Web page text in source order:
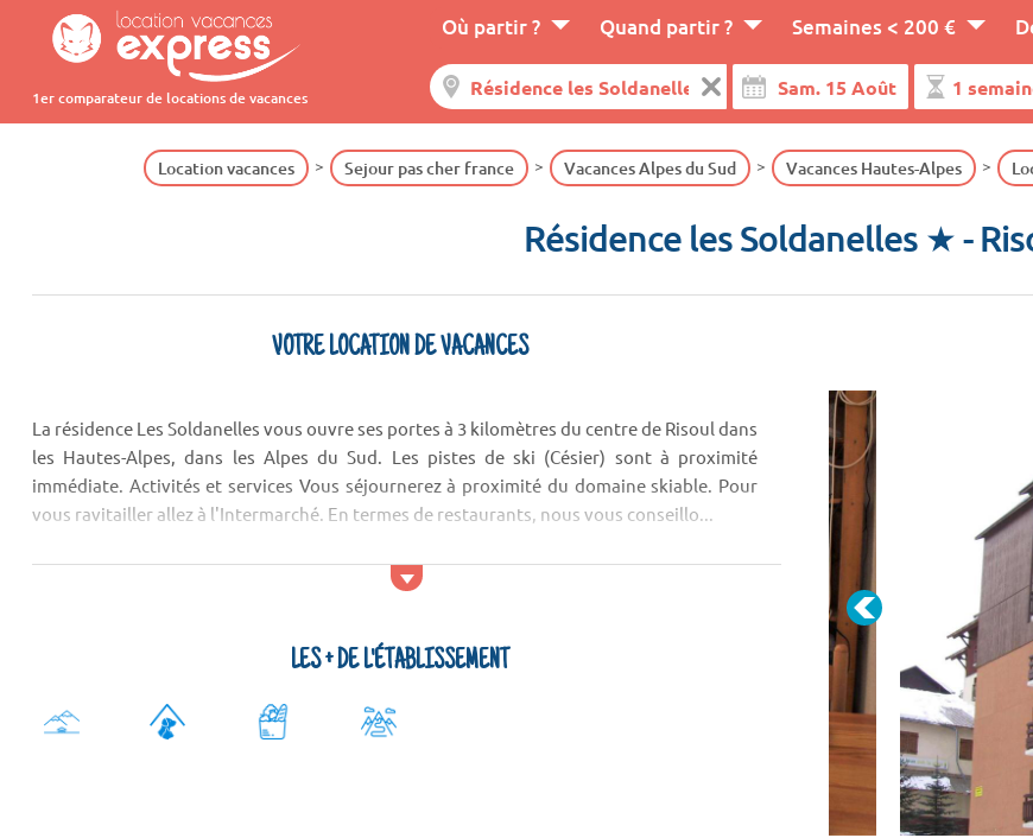
1er comparateur de locations de vacances
Où partir ? Quand partir ? Semaines < 200 €
Location vacances Sejour pas cher france Vacances Alpes du Sud Vacances Hautes-Alpes
Résidence les Soldanelles ★-
VOTRE LOCATION DE VACANCES
La résidence Les Soldanelles vous ouvre ses portes à 3 kilomètres du centre de Risoul dans
les Hautes-Alpes, dans les Alpes du Sud. Les pistes de ski (Césier) sont à proximité
immédiate. Activités et services Vous séjournerez à proximité du domaine skiable. Pour
vous ravitailler allez à l'Intermarché. En termes de restaurants, nous vous conseillo...
LES + DE L'ÉTABLISSEMENT